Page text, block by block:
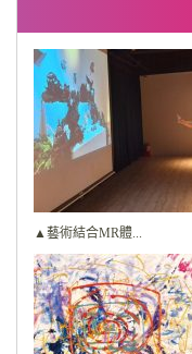
▲藝術結合MR體...